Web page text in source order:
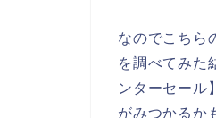
なのでこちら
を調べてみた
ンターセール
がみつかるか